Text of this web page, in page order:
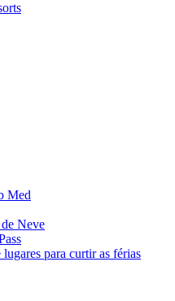
Med
Neve
para curtir as férias